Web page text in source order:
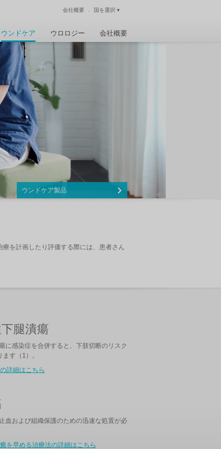
閉じる
会社概要 国を選択 ▾
ウンドケア ウロロジー 会社概要
ウンドケア製品
を計画したり評価する際には、患者さん
腿潰瘍
に感染症を合併すると、下肢切断のリスク
す（1）。
詳細はこちら
血および組織保護のための迅速な処置が必
を早める治療法の詳細はこちら